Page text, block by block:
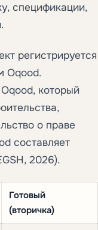
спецификации,
регистрируется
Oqood.
который
о праве
составляет
2026).
Готовый
(вторичка)